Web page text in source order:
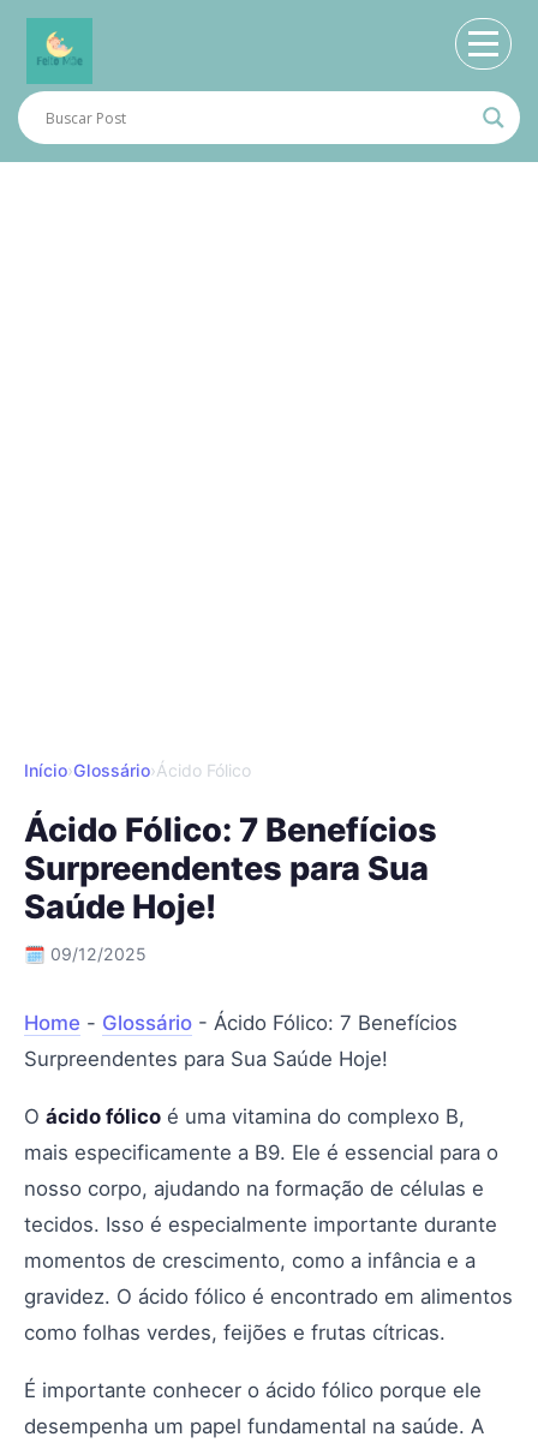
Início›Glossário›Ácido Fólico
Ácido Fólico: 7 Benefícios
Surpreendentes para Sua
Saúde Hoje!
🗓 09/12/2025
Home - Glossário - Ácido Fólico: 7 Benefícios
Surpreendentes para Sua Saúde Hoje!
O ácido fólico é uma vitamina do complexo B,
mais especificamente a B9. Ele é essencial para o
nosso corpo, ajudando na formação de células e
tecidos. Isso é especialmente importante durante
momentos de crescimento, como a infância e a
gravidez. O ácido fólico é encontrado em alimentos
como folhas verdes, feijões e frutas cítricas.
É importante conhecer o ácido fólico porque ele
desempenha um papel fundamental na saúde. A